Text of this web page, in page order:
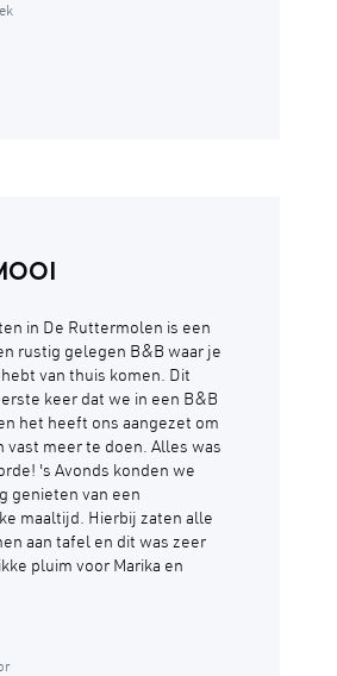
in De Ruttermolen is een
rustig gelegen B&B waar je
van thuis komen. Dit
keer dat we in een B&B
het heeft ons aangezet om
vast meer te doen. Alles was
's Avonds konden we
genieten van een
maaltijd. Hierbij zaten alle
aan tafel en dit was zeer
pluim voor Marika en